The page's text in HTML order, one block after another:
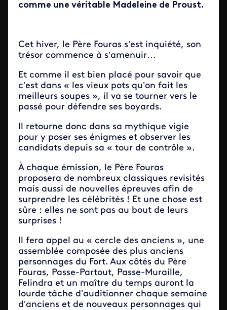
comme une véritable Madeleine de Proust.
Cet hiver, le Père Fouras s’est inquiété, son
trésor commence à s’amenuir…
Et comme il est bien placé pour savoir que
c’est dans « les vieux pots qu’on fait les
meilleurs soupes », il va se tourner vers le
passé pour défendre ses boyards.
Il retourne donc dans sa mythique vigie
pour y poser ses énigmes et observer les
candidats depuis sa « tour de contrôle ».
À chaque émission, le Père Fouras
proposera de nombreux classiques revisités
mais aussi de nouvelles épreuves afin de
surprendre les célébrités ! Et une chose est
sûre : elles ne sont pas au bout de leurs
surprises !
Il fera appel au « cercle des anciens », une
assemblée composée des plus anciens
personnages du Fort. Aux côtés du Père
Fouras, Passe-Partout, Passe-Muraille,
Felindra et un maître du temps auront la
lourde tâche d’auditionner chaque semaine
d’anciens et de nouveaux personnages qui